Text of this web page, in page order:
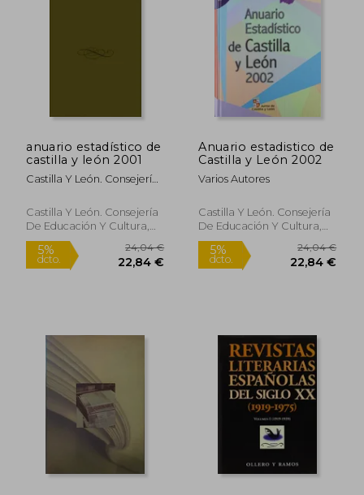
anuario estadístico de
castilla y león 2001
Castilla Y León. Consejería
Dirección General De
Estadística
Castilla Y León. Consejería
De Educación Y Cultura,
Nuevo
Anuario estadistico de
Castilla y León 2002
Varios Autores
Castilla Y León. Consejería
De Educación Y Cultura,
Tapa Blanda, Nuevo